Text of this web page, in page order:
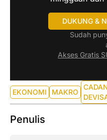
DUKUNG &
Sudah
Akses Gratis
EKONOMI MAKRO
Penulis